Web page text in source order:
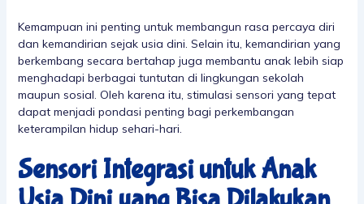
Kemampuan ini penting untuk membangun rasa percaya diri
dan kemandirian sejak usia dini. Selain itu, kemandirian yang
berkembang secara bertahap juga membantu anak lebih siap
menghadapi berbagai tuntutan di lingkungan sekolah
maupun sosial. Oleh karena itu, stimulasi sensori yang tepat
dapat menjadi pondasi penting bagi perkembangan
keterampilan hidup sehari-hari.
Sensori Integrasi untuk Anak